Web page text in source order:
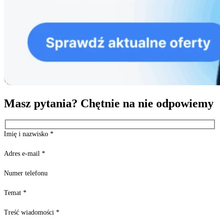
Masz pytania? Chętnie na nie odpowiemy
Imię i nazwisko *
Adres e-mail *
Numer telefonu
Temat *
Treść wiadomości *